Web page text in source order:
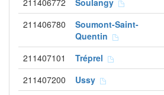
211406772 Soulangy
211406780
Soumont-Saint-
Quentin
211407101 Tréprel
211407200 Ussy